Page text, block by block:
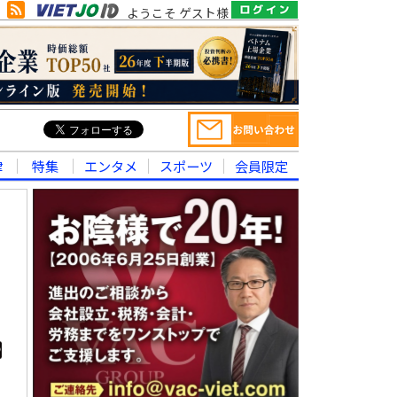
ようこそ ゲスト様
特集 エンタメ スポーツ 会員限定